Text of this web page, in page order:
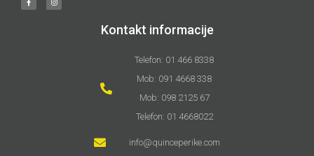
Kontakt informacije
Telefon: 01 466 8338
Mob: 091 4668 338
Mob: 098 2125 67
Telefon: 01 4668022
info@quinceperike.com